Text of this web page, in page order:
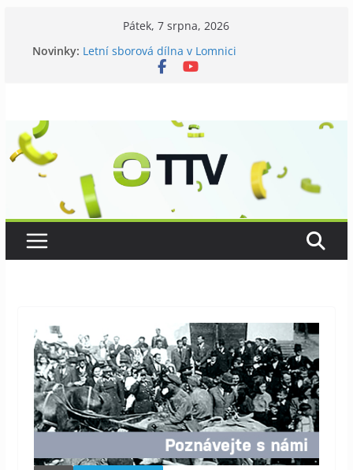
Pátek, 7 srpna, 2026
Novinky: Galerii vládne Ticho Petra Nikla
Letní sborová dílna v Lomnici